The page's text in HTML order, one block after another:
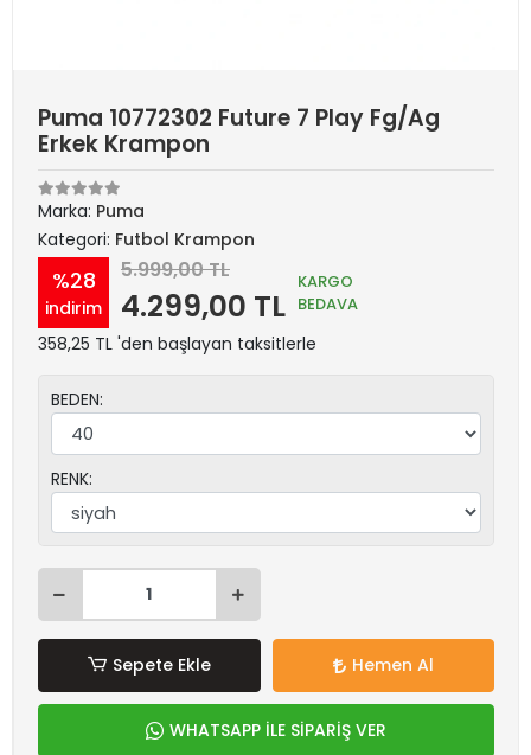
Puma 10772302 Future 7 Play Fg/Ag
Erkek Krampon
Marka: Puma
Kategori: Futbol Krampon
%28
indirim
5.999,00 TL
4.299,00 TL
KARGO
BEDAVA
358,25 TL 'den başlayan taksitlerle
BEDEN:
RENK:
Sepete Ekle Hemen Al
WHATSAPP İLE SİPARİŞ VER